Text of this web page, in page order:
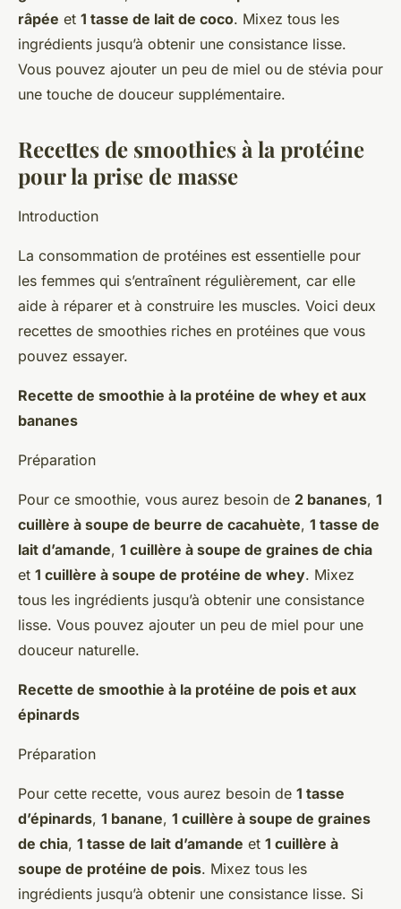
râpée et 1 tasse de lait de coco. Mixez tous les
ingrédients jusqu’à obtenir une consistance lisse.
Vous pouvez ajouter un peu de miel ou de stévia pour
une touche de douceur supplémentaire.
Recettes de smoothies à la protéine
pour la prise de masse
Introduction
La consommation de protéines est essentielle pour
les femmes qui s’entraînent régulièrement, car elle
aide à réparer et à construire les muscles. Voici deux
recettes de smoothies riches en protéines que vous
pouvez essayer.
Recette de smoothie à la protéine de whey et aux
bananes
Préparation
Pour ce smoothie, vous aurez besoin de 2 bananes, 1
cuillère à soupe de beurre de cacahuète, 1 tasse de
lait d’amande, 1 cuillère à soupe de graines de chia
et 1 cuillère à soupe de protéine de whey. Mixez
tous les ingrédients jusqu’à obtenir une consistance
lisse. Vous pouvez ajouter un peu de miel pour une
douceur naturelle.
Recette de smoothie à la protéine de pois et aux
épinards
Préparation
Pour cette recette, vous aurez besoin de 1 tasse
d’épinards, 1 banane, 1 cuillère à soupe de graines
de chia, 1 tasse de lait d’amande et 1 cuillère à
soupe de protéine de pois. Mixez tous les
ingrédients jusqu’à obtenir une consistance lisse. Si